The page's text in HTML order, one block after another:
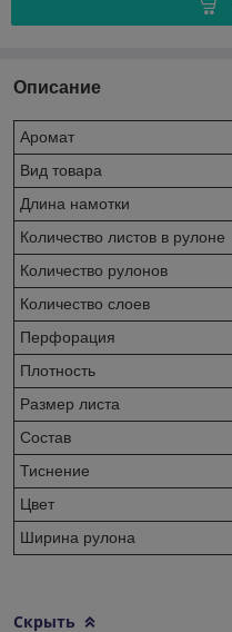
Описание
Аромат
Вид товара
Длина намотки
Количество листов в рулоне
Количество рулонов
Количество слоев
Перфорация
Плотность
Размер листа
Состав
Тиснение
Цвет
Ширина рулона
Скрыть